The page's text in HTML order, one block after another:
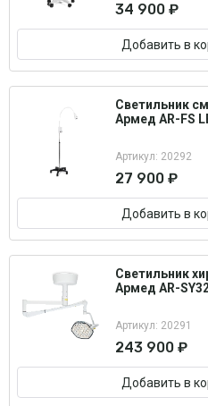
34 900 ₽
Добавить в
Светильник
Армед AR-FS
Артикул: 20292
27 900 ₽
Добавить в
Светильник
Армед AR-
Артикул: 20291
243 900 ₽
Добавить в